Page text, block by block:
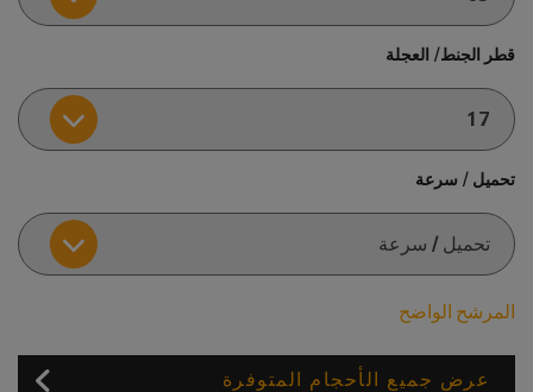
قطر الجنط/ العجلة
تحميل / سرعة
المرشح الواضح
عرض جميع الأحجام المتوفرة